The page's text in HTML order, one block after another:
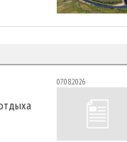
07.08.2026